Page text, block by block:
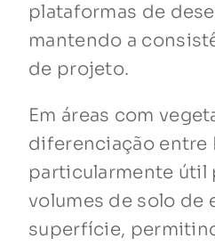
plataformas de
mantendo a
de projeto.
Em áreas com
diferenciação entre
particularmente útil
volumes de solo de
superfície,